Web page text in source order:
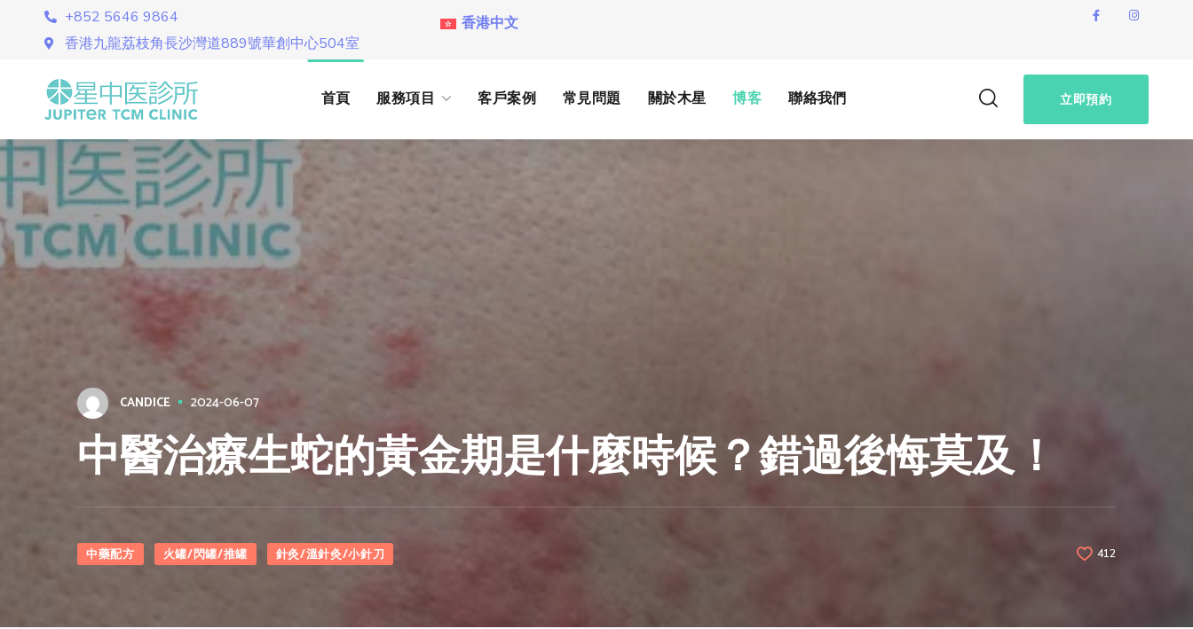
+852 5646 9864
香港九龍荔枝角長沙灣道889號華創中心504室
香港中文
首頁 服務項目 客戶案例 常見問題 關於木星 博客 聯絡我們 立即預約
CANDICE 2024-06-07
中醫治療生蛇的黃金期是什麼時候？錯過後悔莫及！
中藥配方 火罐/閃罐/推罐 針灸/溫針灸/小針刀 412